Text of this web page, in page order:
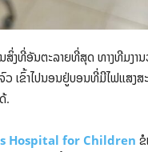
ສິ່ງທີ່ອັນຕະລາຍທີ່ສຸດ ທາງທີມງາ
ຈົວ ເຂົ້າໄປນອນຢູ່ບອນທີ່ມີໄຟແສງສ
.
Hospital for Children